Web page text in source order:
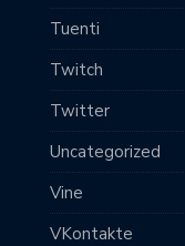
Tuenti
Twitch
Twitter
Uncategorized
Vine
VKontakte